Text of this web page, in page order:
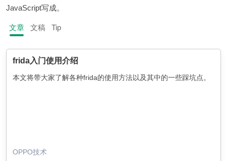
JavaScript写成。
文章 文稿 Tip
frida入门使用介绍
本文将带大家了解各种frida的使用方法以及其中的一些踩坑点。
OPPO技术